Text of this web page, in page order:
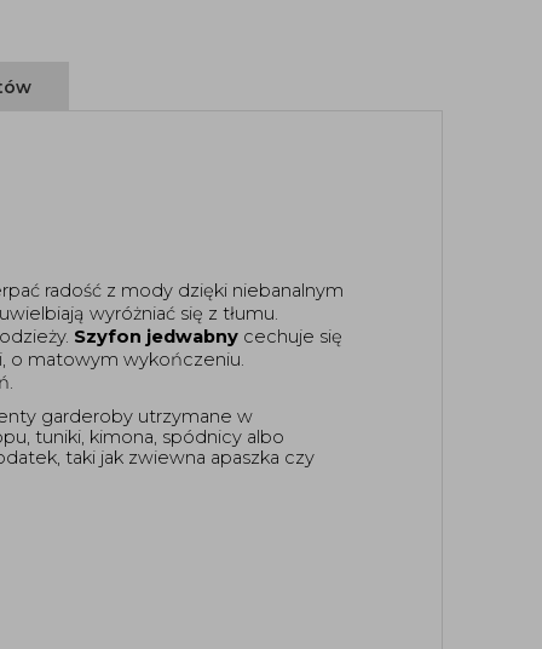
radość z mody dzięki niebanalnym
Szyfon jedwabny cechuje się
o matowym wykończeniu.
garderoby utrzymane w
tuniki, kimona, spódnicy albo
taki jak zwiewna apaszka czy